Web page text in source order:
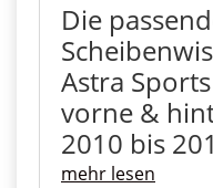
Die
Astra
vorne &
2010 bis
mehr lesen